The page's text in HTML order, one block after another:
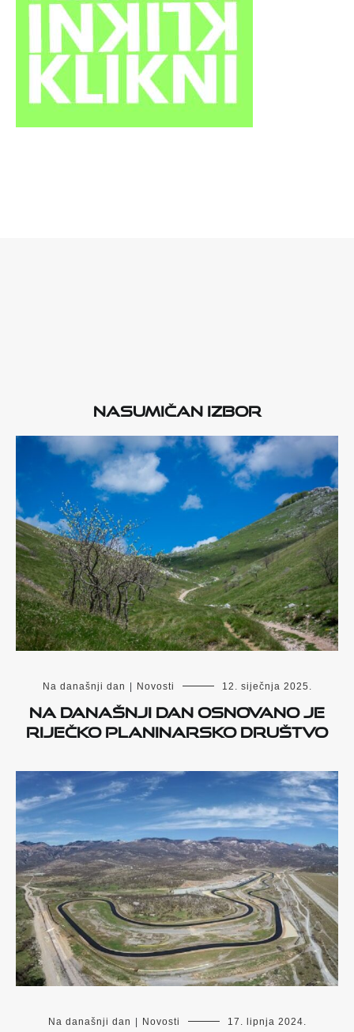
Nasumičan izbor
Na današnji dan Novosti 12. siječnja 2025.
Na današnji dan osnovano je
Riječko planinarsko društvo
Na današnji dan Novosti 17. lipnja 2024.